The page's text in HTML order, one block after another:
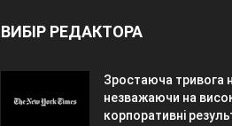
ВИБІР РЕДАКТОРА
Зростаюча тривога
незважаючи на
корпоративні